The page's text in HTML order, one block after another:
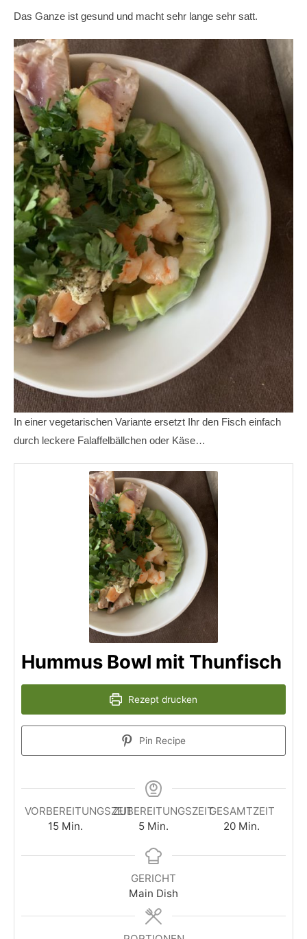
Das Ganze ist gesund und macht sehr lange sehr satt.
In einer vegetarischen Variante ersetzt Ihr den Fisch einfach
durch leckere Falaffelbällchen oder Käse…
Hummus Bowl mit Thunfisch
Rezept drucken
Pin Recipe
VORBEREITUNGSZEIT
15 Min.
ZUBEREITUNGSZEIT
5 Min.
GESAMTZEIT
20 Min.
GERICHT
Main Dish